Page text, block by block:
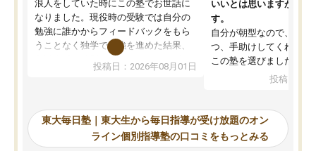
浪人をしていた時にこの塾でお世話に
なりました。現役時の受験では自分の
勉強に誰かからフィードバックをもら
うことなく独学で勉強を進めた結果、
入試本番に地歴の学習が間に合わず不
合格となってしまいました。その経験
東大毎日塾にたどり着きました。学習
の長期計画や日々の勉強のやり方につ
いて客観的なアドバイスをいただけた
投稿日：2026年08月01日
いいとは思いますが、料
す。
自分が朝型なので、自習
つ、手助けしてくれる設
この塾を選びました。
投稿日：
東大毎日塾｜東大生から毎日指導が受け放題のオン
ライン個別指導塾の口コミをもっとみる